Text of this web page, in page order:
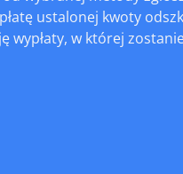
ustalonej kwoty
wypłaty, w której